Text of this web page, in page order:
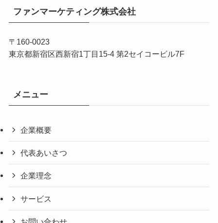
ファンマーケティング株式会社
〒160-0023
東京都新宿区西新宿1丁目15-4 第2セイコービル7F
メニュー
企業概要
代表あいさつ
企業理念
サービス